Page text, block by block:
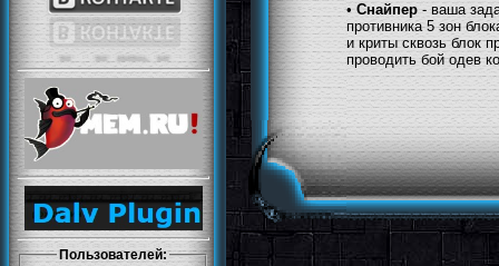
Пользователей:
•Снайпер- ваша
противника 5 зон
и криты сквозь блок
проводить бой одев